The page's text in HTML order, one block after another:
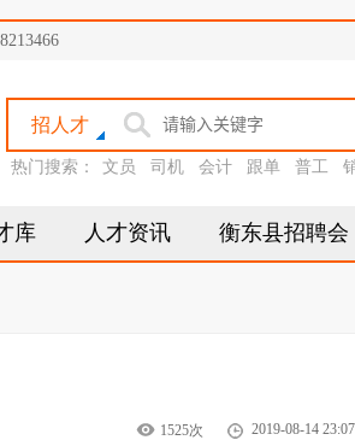
招人才
热门搜索： 文员 司机 会计 跟单 普工
库 人才资讯 衡东县招聘会
2019-08-14
1525次